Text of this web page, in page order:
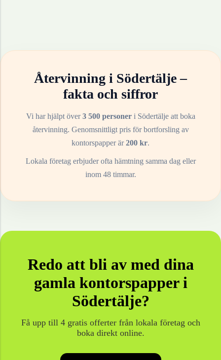
Återvinning i Södertälje–
fakta och siffror
Vi har hjälpt över3 500 personeri Södertäljeatt boka
återvinning. Genomsnittligt pris för bortforsling av
kontorspapperär200 kr.
Lokala företag erbjuder ofta hämtning samma dag eller
inom 48 timmar.
Redo att bli av med dina
gamla kontorspapperi
Södertälje?
Få upp till 4 gratis offerter från lokala företag och
boka direkt online.